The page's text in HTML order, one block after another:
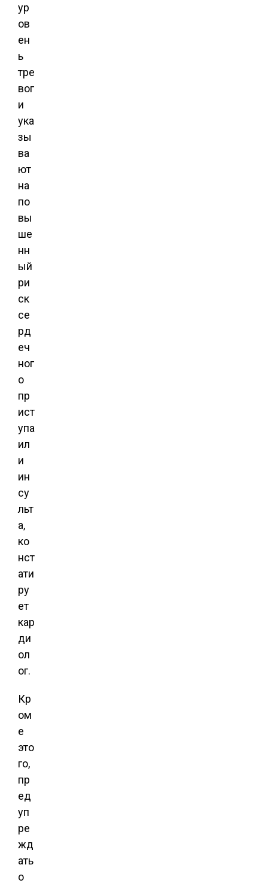
ур
ов
ен
ь
тре
вог
и
ука
зы
ва
ют
на
по
вы
ше
нн
ый
ри
ск
се
рд
еч
ног
о
пр
ист
упа
ил
и
ин
су
льт
а,
ко
нст
ати
ру
ет
кар
ди
ол
ог.
Кр
ом
е
это
го,
пр
ед
уп
ре
жд
ать
о